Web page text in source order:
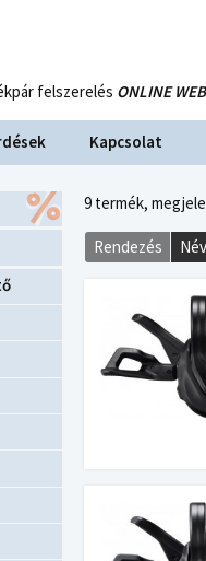
felszerelés ONLINE
Kapcsolat
9 termék,
Rendezés